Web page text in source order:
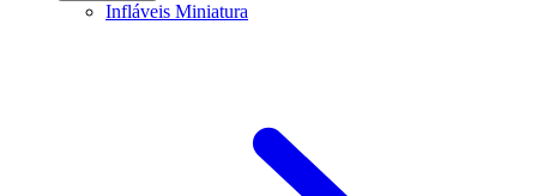
Infláveis Miniatura